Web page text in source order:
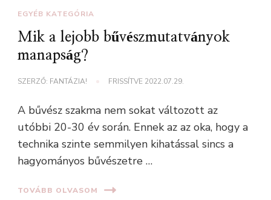
EGYÉB KATEGÓRIA
Mik a lejobb bűvészmutatványok
manapság?
SZERZŐ: FANTÁZIA! FRISSÍTVE 2022.07.29.
A bűvész szakma nem sokat változott az
utóbbi 20-30 év során. Ennek az az oka, hogy a
technika szinte semmilyen kihatással sincs a
hagyományos bűvészetre …
TOVÁBB OLVASOM